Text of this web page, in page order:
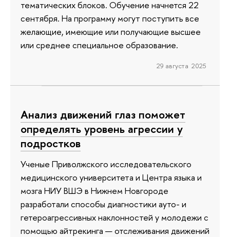
тематических блоков. Обучение начнется 22
сентября. На программу могут поступить все
желающие, имеющие или получающие высшее
или среднее специальное образование.
29 августа 2025
Анализ движений глаз поможет
определять уровень агрессии у
подростков
Ученые Приволжского исследовательского
медицинского университета и Центра языка и
мозга НИУ ВШЭ в Нижнем Новгороде
разработали способы диагностики ауто- и
гетероагрессивных наклонностей у молодежи с
помощью айтрекинга — отслеживания движений